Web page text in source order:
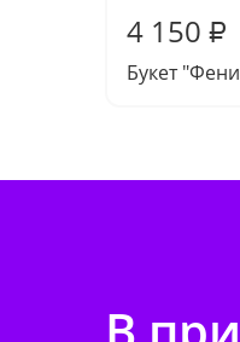
4 150 ₽
Букет